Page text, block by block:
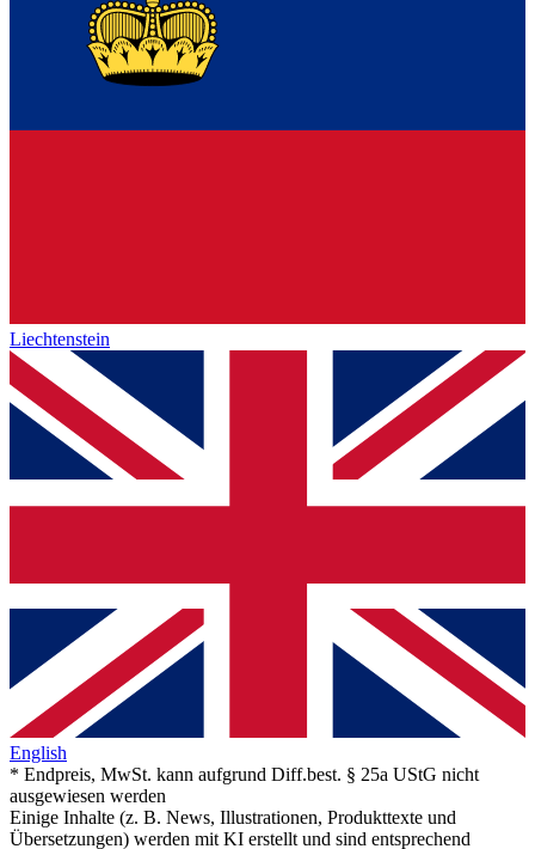
Liechtenstein
English
* Endpreis, MwSt. kann aufgrund Diff.best. § 25a UStG nicht
ausgewiesen werden
Einige Inhalte (z. B. News, Illustrationen, Produkttexte und
Übersetzungen) werden mit KI erstellt und sind entsprechend